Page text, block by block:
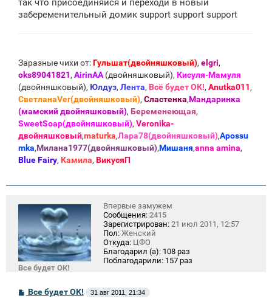
так что присоединяйся и переходи в новый
забеременительный домик support support support
Заразные чихи от:Гульшат(двойняшковый), elgri,
oks89041821, AirinAA (двойняшковый), Кисуля-Мамуля
(двойняшковый), Юлдуз, Лента, Всё будет ОК!, Anutka011,
СветланаVer(двойняшковый), Сластенка,Мандаринка
(мамский двойняшковый), Беременеющая,
SweetSoap(двойняшковый), Veronika-
двойняшковый,maturka,Лара78(двойняшковый),Apossu
mka,Милана1977(двойняшковый),Мишаня,anna amina,
Blue Fаiry, Камила, ВикусяП
Все будет ОК!
Впервые замужем
Сообщения: 2415
Зарегистрирован: 21 июл 2011, 12:57
Пол: Женский
Откуда: ЦФО
Благодарил (а): 108 раз
Поблагодарили: 157 раз
С
о
Все будет ОК! 31 авг 2011, 21:34